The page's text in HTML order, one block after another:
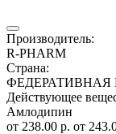
Производитель:
R-PHARM
Страна:
ФЕДЕРАТИВНАЯ
Действующее
Амлодипин
от 238.00 р. от